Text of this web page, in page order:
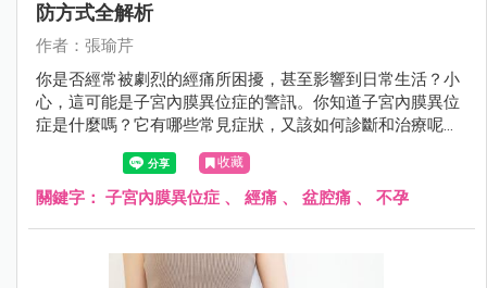
防方式全解析
作者：張瑜芹
你是否經常被劇烈的經痛所困擾，甚至影響到日常生活？小
心，這可能是子宮內膜異位症的警訊。你知道子宮內膜異位
症是什麼嗎？它有哪些常見症狀，又該如何診斷和治療呢？
該如何預防才對？
收藏
關鍵字： 子宮內膜異位症 、 經痛 、 盆腔痛 、 不孕